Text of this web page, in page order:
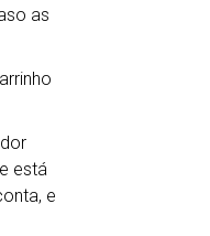
as
está
e